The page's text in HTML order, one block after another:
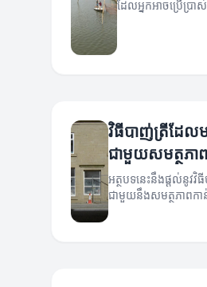
ដែលអ្នកអាចប្រើប្រា
វិធីបាញ់ត្រីដែល
ជាមួយសមត្ថភា
អត្ថបទនេះនឹងផ្តល់នូវវិ
ជាមួយនឹងសមត្ថភាពកា